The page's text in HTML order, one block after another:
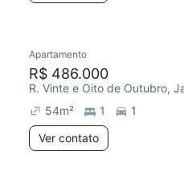
Apartamento
R$ 486.000
R. Vinte e Oito de Outubro,
54m² 1
1
Ver contato